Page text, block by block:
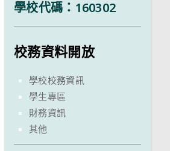
學校代碼：160302
校務資料開放
學校校務資訊
學生專區
財務資訊
其他